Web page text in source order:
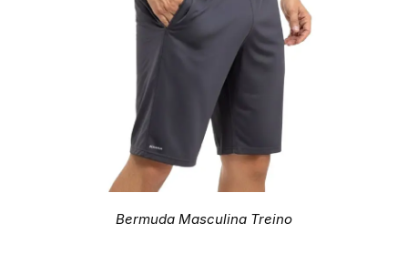
Bermuda Masculina Treino